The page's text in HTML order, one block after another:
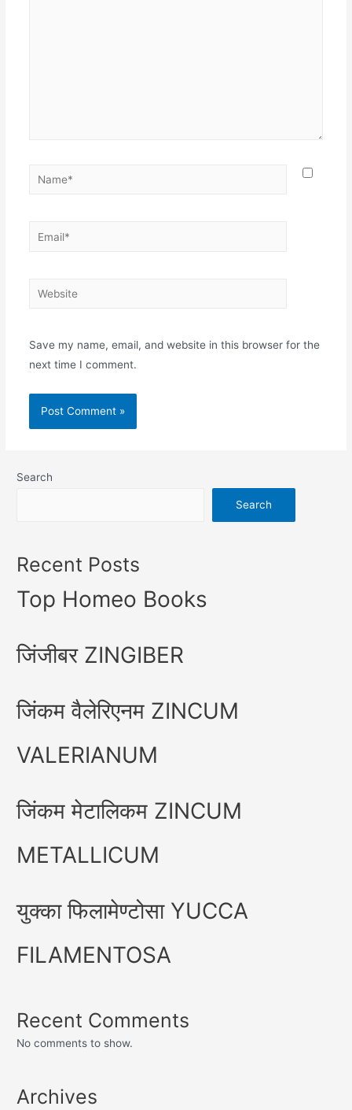
Name*
Email*
Website
Save my name, email, and website in this browser for the
next time I comment.
Search
Search
Recent Posts
Top Homeo Books
जिंजीबर ZINGIBER
जिंकम वैलेरिएनम ZINCUM
VALERIANUM
जिंकम मेटालिकम ZINCUM
METALLICUM
युक्का फिलामेण्टोसा YUCCA
FILAMENTOSA
Recent Comments
No comments to show.
Archives